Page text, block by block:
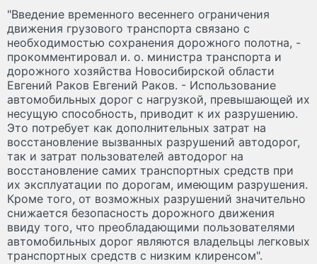
"Введение временного весеннего ограничения
движения грузового транспорта связано с
необходимостью сохранения дорожного полотна, -
прокомментировал и. о. министра транспорта и
дорожного хозяйства Новосибирской области
Евгений Раков Евгений Раков. - Использование
автомобильных дорог с нагрузкой, превышающей их
несущую способность, приводит к их разрушению.
Это потребует как дополнительных затрат на
восстановление вызванных разрушений автодорог,
так и затрат пользователей автодорог на
восстановление самих транспортных средств при
их эксплуатации по дорогам, имеющим разрушения.
Кроме того, от возможных разрушений значительно
снижается безопасность дорожного движения
ввиду того, что преобладающими пользователями
автомобильных дорог являются владельцы легковых
транспортных средств с низким клиренсом".